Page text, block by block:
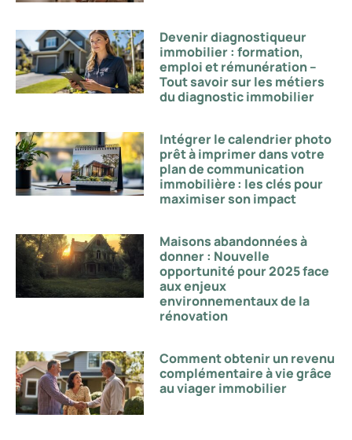
Devenir diagnostiqueur
immobilier : formation,
emploi et rémunération –
Tout savoir sur les métiers
du diagnostic immobilier
Intégrer le calendrier photo
prêt à imprimer dans votre
plan de communication
immobilière : les clés pour
maximiser son impact
Maisons abandonnées à
donner : Nouvelle
opportunité pour 2025 face
aux enjeux
environnementaux de la
rénovation
Comment obtenir un revenu
complémentaire à vie grâce
au viager immobilier